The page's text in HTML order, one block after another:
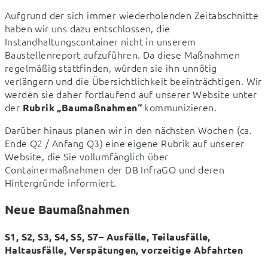
Aufgrund der sich immer wiederholenden Zeitabschnitte
haben wir uns dazu entschlossen, die
Instandhaltungscontainer nicht in unserem
Baustellenreport aufzuführen. Da diese Maßnahmen
regelmäßig stattfinden, würden sie ihn unnötig
verlängern und die Übersichtlichkeit beeinträchtigen. Wir
werden sie daher fortlaufend auf unserer Website unter
der Rubrik „Baumaßnahmen“ kommunizieren.
Darüber hinaus planen wir in den nächsten Wochen (ca.
Ende Q2 / Anfang Q3) eine eigene Rubrik auf unserer
Website, die Sie vollumfänglich über
Containermaßnahmen der DB InfraGO und deren
Hintergründe informiert.
Neue Baumaßnahmen
S1, S2, S3, S4, S5, S7– Ausfälle, Teilausfälle,
Haltausfälle, Verspätungen, vorzeitige Abfahrten